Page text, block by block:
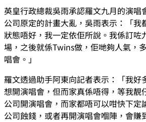
英皇行政總裁吳雨承認羅文九月的演唱
公司原定的計畫大亂，吳雨表示：「我
狀態唔好，我一定依佢所說。我係訂咗
場，之後就係Twins做，佢哋夠人氣，
唱會。」
羅文透過助手阿東向記者表示：「我好
想開演唱會，但而家真係唔得，等我靚
公司開演唱會，而家都唔可以咁快下定
公司蝕錢，或者再開演唱會嗰陣，會賺